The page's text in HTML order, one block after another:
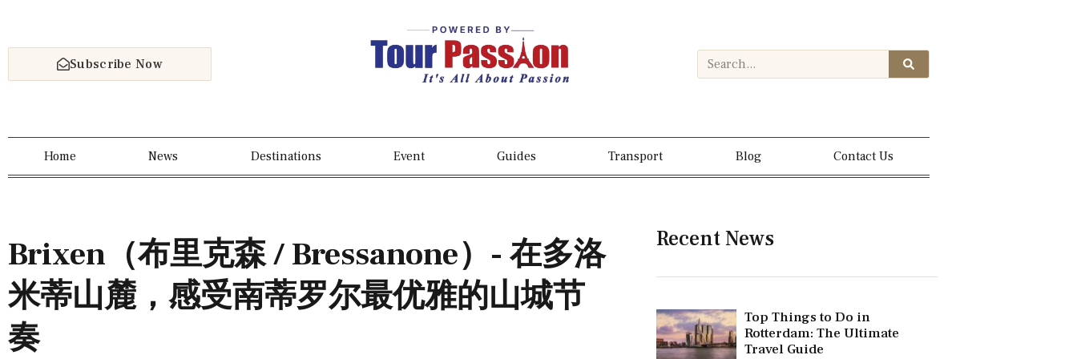
Subscribe Now
Home News Destinations Event Guides Transport Blog Contact Us
Brixen（布里克森 / Bressanone）- 在多洛
米蒂山麓，感受南蒂罗尔最优雅的山城节
奏
Recent News
Top Things to Do in
Rotterdam: The Ultimate
Travel Guide